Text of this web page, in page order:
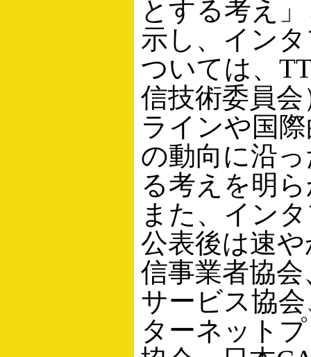
とする考え
示し、イン
ついては、
信技術委員
ラインや国
の動向に沿
る考えを明
また、イン
公表後は速
信事業者協
サービス協
ターネット